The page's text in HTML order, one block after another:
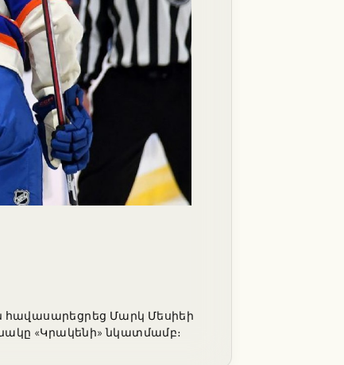
հավասարեցրեց Մարկ Մեսիեի
«Կրակենի» նկատմամբ։